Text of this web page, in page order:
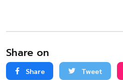
Share on
Share Tweet